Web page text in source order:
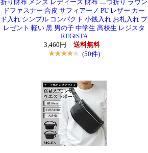
折り財布 メンズ レディース 財布 二つ折り ラウン
ドファスナー 合皮 サフィアーノ PU レザー カー
ド入れ シンプル コンパクト 小銭入れ お札入れ プ
レゼント 軽い 黒 男の子 中学生 高校生 レジスタ
REGiSTA
3,460円
送料無料
(50件)